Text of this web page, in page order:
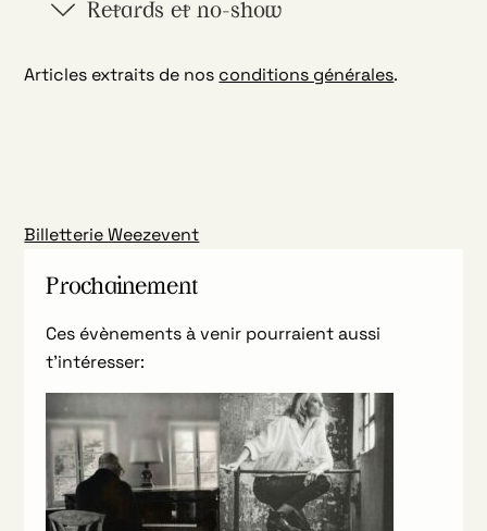
Retards et no-show
Articles extraits de nos conditions générales.
Billetterie Weezevent
Prochainement
Ces évènements à venir pourraient aussi
t’intéresser: